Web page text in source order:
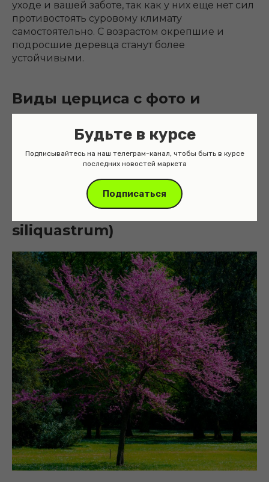
Будьте в курсе
Подписывайтесь на наш телеграм-канал, чтобы быть в курсе
последних новостей маркета
Подписаться
уходе и вашей заботе, так как у них еще нет сил
противостоять суровому климату
самостоятельно. С возрастом окрепшие и
подросшие деревца станут более
устойчивыми.
Виды церциса с фото и
названиями
В средних широтах наиболее часто
выращивают такие виды, как церцис
европейский и церцис канадский.
Церцис европейский (Cercis
siliquastrum)